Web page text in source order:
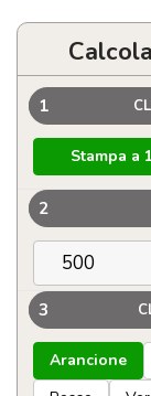
1
Stampa a
2
3
Arancione